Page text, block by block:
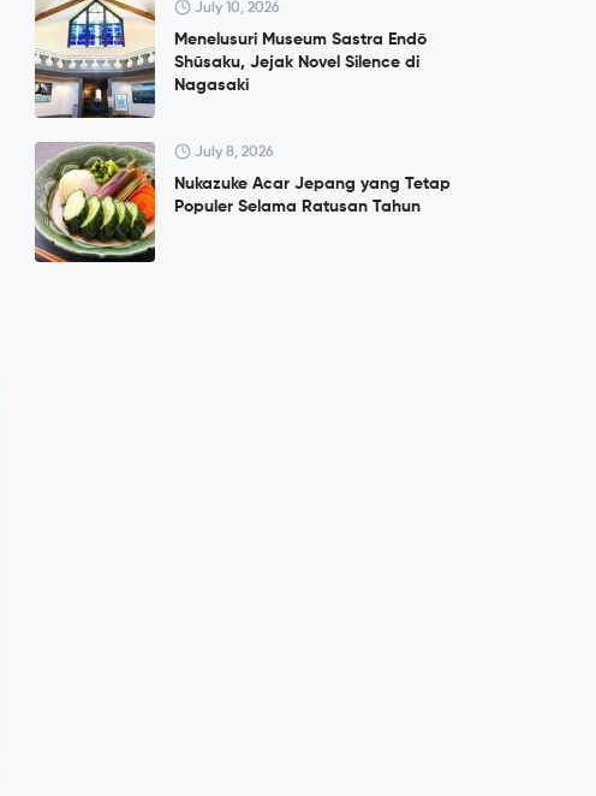
July 10, 2026
Menelusuri Museum Sastra Endō
Shūsaku, Jejak Novel Silence di
Nagasaki
July 8, 2026
Nukazuke Acar Jepang yang Tetap
Populer Selama Ratusan Tahun